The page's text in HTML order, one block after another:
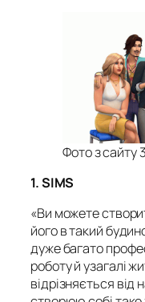
Фото з сайту
1. SIMS
«Ви можете
його в такий
дуже багато
роботу й узагалі
відрізняється від